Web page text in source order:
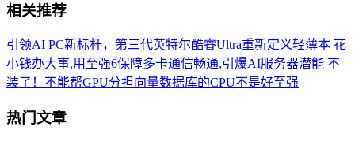
相关推荐
引领AI PC新标杆，第三代英特尔酷睿Ultra重新定义轻薄本 花
小钱办大事,用至强6保障多卡通信畅通,引爆AI服务器潜能 不
装了！不能帮GPU分担向量数据库的CPU不是好至强
热门文章